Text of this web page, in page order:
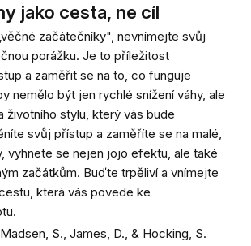
jako cesta, ne cíl
začátečníky", nevnímejte svůj
porážku. Je to příležitost
a zaměřit se na to, co funguje
nemělo být jen rychlé snížení váhy, ale
životního stylu, který vás bude
svůj přístup a zaměříte se na malé,
vyhnete se nejen jojo efektu, ale také
začátkům. Buďte trpěliví a vnímejte
která vás povede ke
S., James, D., & Hocking, S.